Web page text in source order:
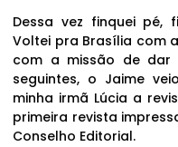
Dessa vez finquei pé,
Voltei pra Brasília com
com a missão de dar
seguintes, o Jaime
minha irmã Lúcia a
primeira revista
Conselho Editorial.